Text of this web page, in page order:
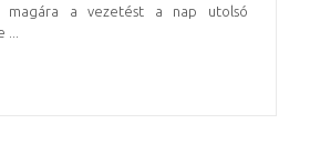
magára a vezetést a nap utolsó